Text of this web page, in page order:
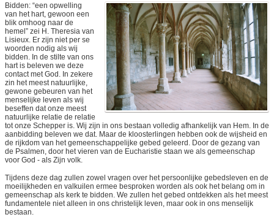
Bidden: “een opwelling
van het hart, gewoon een
blik omhoog naar de
hemel” zei H. Theresia van
Lisieux. Er zijn niet per se
woorden nodig als wij
bidden. In de stilte van ons
hart is beleven we deze
contact met God. In zekere
zin het meest natuurlijke,
gewone gebeuren van het
menselijke leven als wij
beseffen dat onze meest
natuurlijke relatie de relatie
tot onze Schepper is. Wij zijn in ons bestaan volledig afhankelijk van Hem. In de
aanbidding beleven we dat. Maar de kloosterlingen hebben ook de wijsheid en
de rijkdom van het gemeenschappelijke gebed geleerd. Door de gezang van
de Psalmen, door het vieren van de Eucharistie staan we als gemeenschap
voor God - als Zijn volk.
Tijdens deze dag zullen zowel vragen over het persoonlijke gebedsleven en de
moeilijkheden en valkuilen ermee besproken worden als ook het belang om in
gemeenschap als kerk te bidden. We zullen het gebed ontdekken als het meest
fundamentele niet alleen in ons christelijk leven, maar ook in ons menselijk
bestaan.